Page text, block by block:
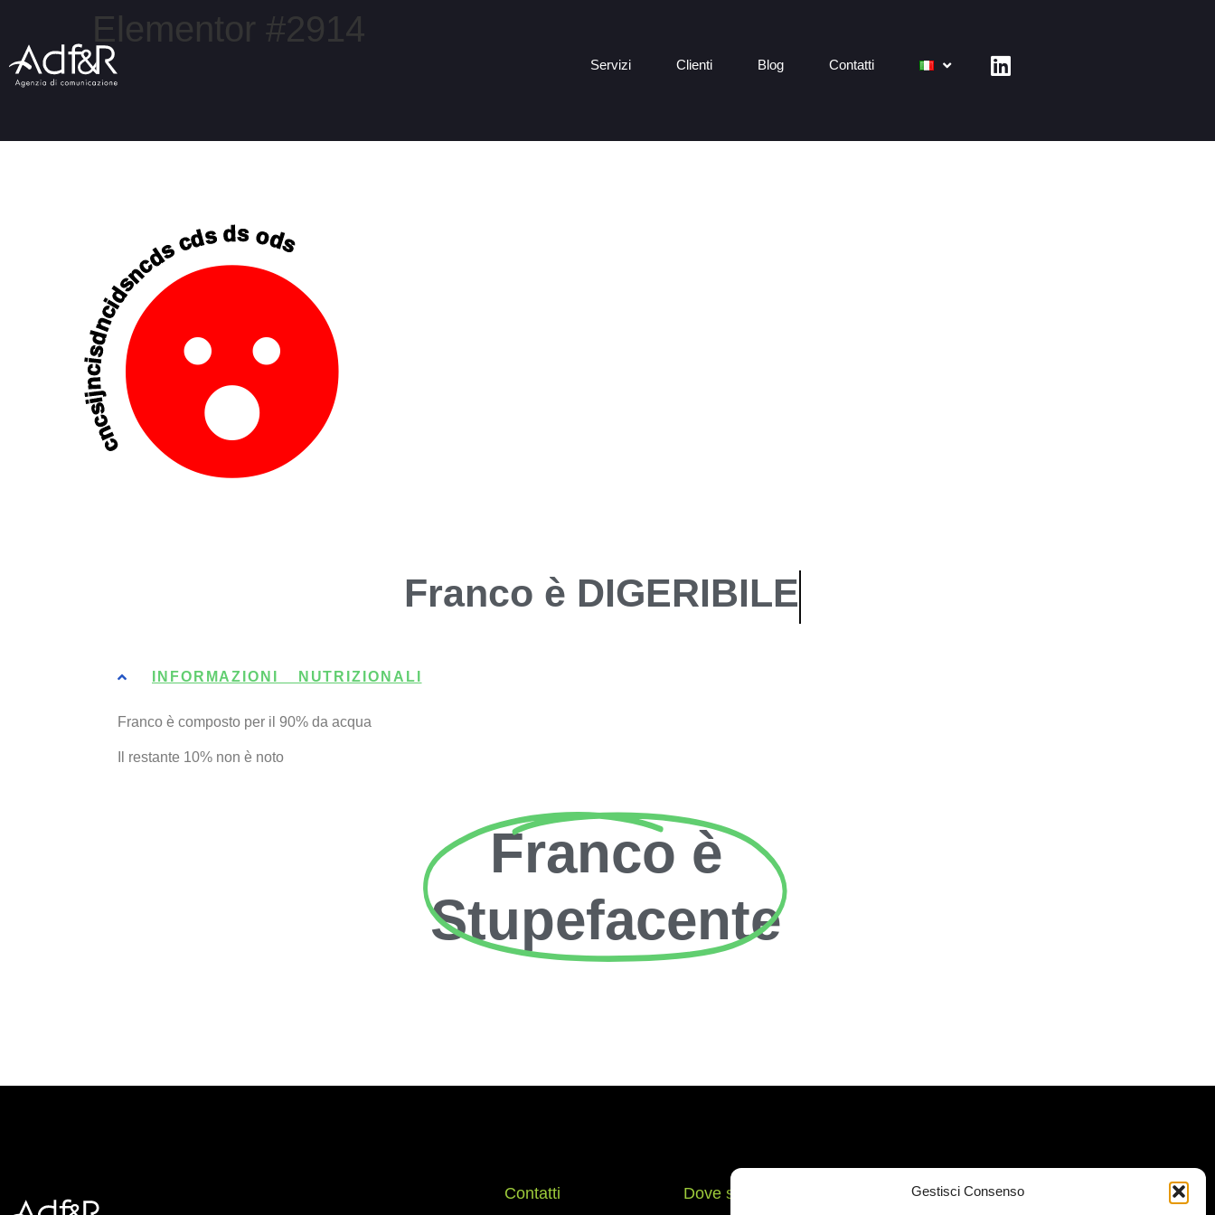
Gestisci Consenso
Servizi Clienti Blog Contatti
Elementor #2914
cncsijncisdncidsncds cds ds ods
Franco è DIGERIBILE
INFORMAZIONI NUTRIZIONALI
Franco è composto per il 90% da acqua
Il restante 10% non è noto
Franco è
Stupefacente
Contatti Dove siamo